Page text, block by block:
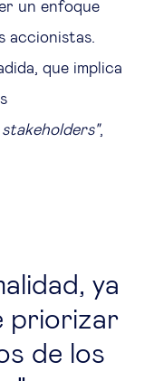
un enfoque
accionistas.
que implica
stakeholders",
ya
priorizar
de los